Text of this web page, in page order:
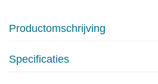
Productomschrijving
Specificaties